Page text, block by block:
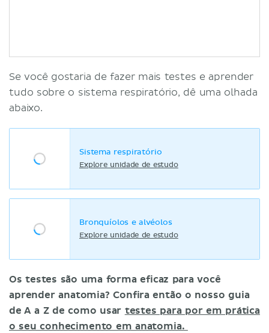
Se você gostaria de fazer mais testes e aprender
tudo sobre o sistema respiratório, dê uma olhada
abaixo.
Sistema respiratório
Explore unidade de estudo
Bronquíolos e alvéolos
Explore unidade de estudo
Os testes são uma forma eficaz para você
aprender anatomia? Confira então o nosso guia
de A a Z de como usar testes para por em prática
o seu conhecimento em anatomia.